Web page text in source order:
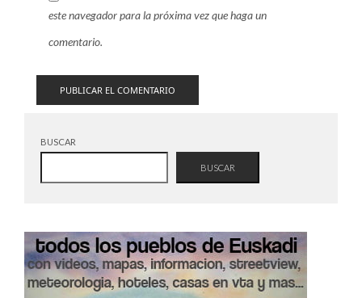
este navegador para la próxima vez que haga un
comentario.
BUSCAR
BUSCAR